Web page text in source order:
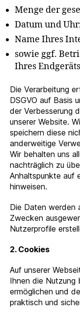
Menge der
Datum und
Name Ihres
sowie ggf.
Ihres Endgeräts
Die Verarbeitung
DSGVO auf Basis
der Verbesserung
unserer Website.
speichern diese
anderweitige
Wir behalten uns
nachträglich zu
Anhaltspunkte auf
hinweisen.
Die Daten werden
Zwecken
Nutzerprofile
2. Cookies
Auf unserer
Ihnen die Nutzung
ermöglichen und
praktisch und